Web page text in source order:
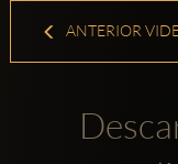
ANTERIOR